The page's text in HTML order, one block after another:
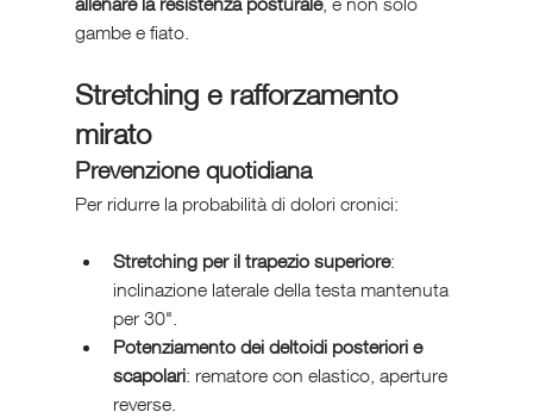
gambe e fiato.
Stretching e rafforzamento
mirato
Prevenzione quotidiana
Per ridurre la probabilità di dolori cronici:
Stretching per il trapezio superiore:
inclinazione laterale della testa mantenuta
per 30".
Potenziamento dei deltoidi posteriori e
scapolari: rematore con elastico, aperture
reverse.